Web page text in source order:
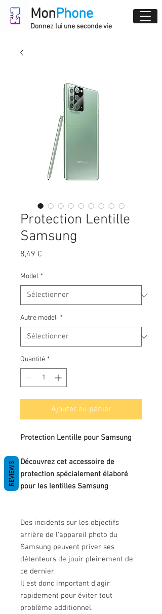
MonPhone
Donnez lui une seconde vie
Protection Lentille
Samsung
8,49 €
Model *
Autre model *
Quantité *
Ajouter au panier
Protection Lentille pour Samsung
Découvrez cet accessoire de
protection spécialement élaboré
pour les lentilles Samsung
Des incidents sur les objectifs
arrière de l'appareil photo du
Samsung peuvent priver ses
détenteurs de jouir pleinement de
ce dernier.
Il est donc important d'agir
rapidement pour éviter tout
problème additionnel.
REVIEWS